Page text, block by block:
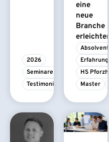
2026
Seminare
Testimonial
eine
neue
Branche
erleichtert
HS
Master